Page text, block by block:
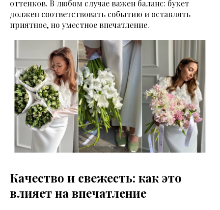
оттенков. В любом случае важен баланс: букет
должен соответствовать событию и оставлять
приятное, но уместное впечатление.
Качество и свежесть: как это
влияет на впечатление